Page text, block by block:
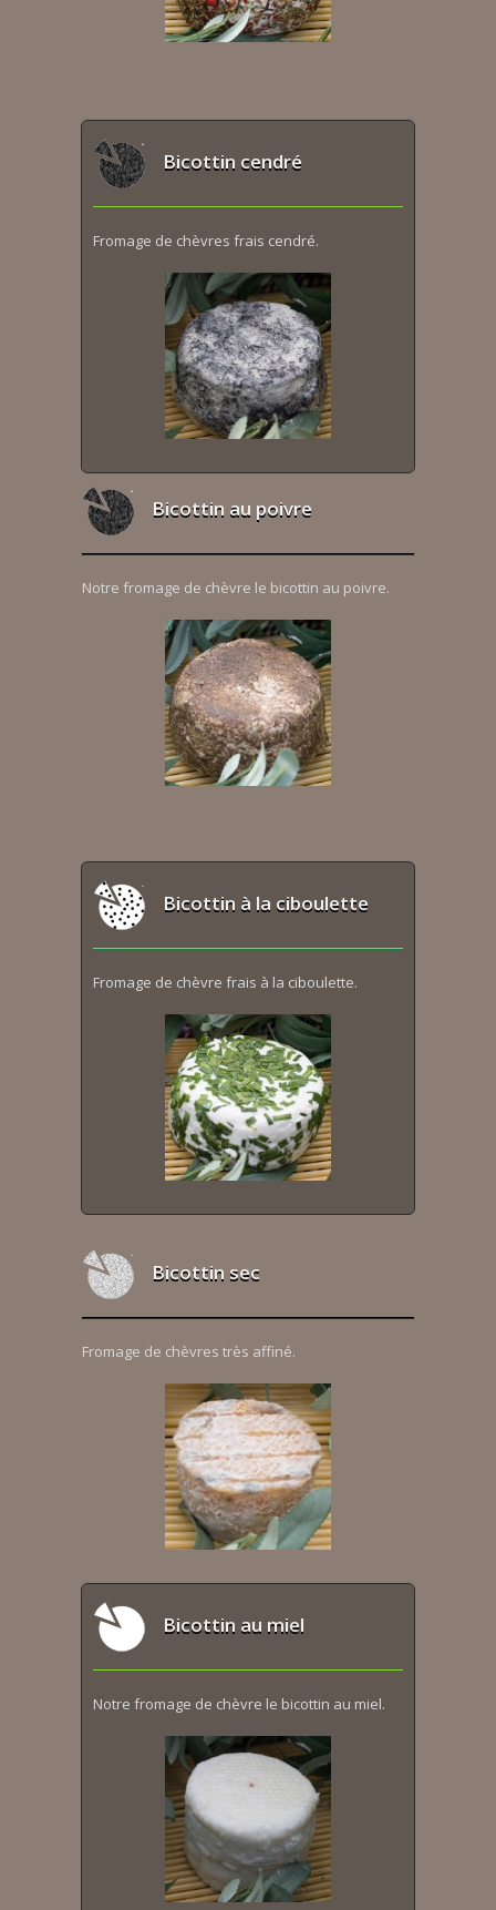
Bicottin cendré
Fromage de chèvres frais cendré.
Bicottin au poivre
Notre fromage de chèvre le bicottin au poivre.
Bicottin à la ciboulette
Fromage de chèvre frais à la ciboulette.
Bicottin sec
Fromage de chèvres très affiné.
Bicottin au miel
Notre fromage de chèvre le bicottin au miel.